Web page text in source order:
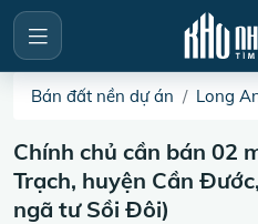
Bán đất nền dự án Long
Chính chủ cần bán 02
Trạch, huyện Cần
ngã tư Sồi Đôi)